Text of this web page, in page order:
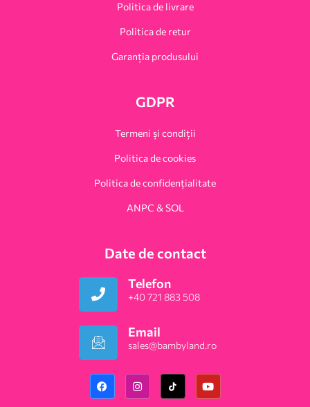
Politica de livrare
Politica de retur
Garanția produsului
GDPR
Termeni și condiții
Politica de cookies
Politica de confidențialitate
ANPC & SOL
Date de contact
Telefon
+40 721 883 508
Email
sales@bambyland.ro​